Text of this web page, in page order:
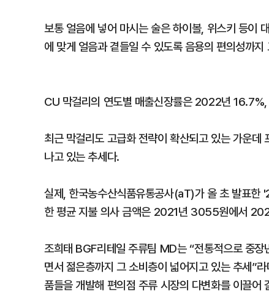
보통 얼음에 넣어 마시는 술은 하이볼, 위스키 등이
에 맞게 얼음과 곁들일 수 있도록 음용의 편의성까지
CU 막걸리의 연도별 매출신장률은 2022년
최근 막걸리도 고급화 전략이 확산되고 있는 가운
나고 있는 추세다.
실제, 한국농수산식품유통공사(aT)가 올 초 발표
한 평균 지불 의사 금액은 2021년 3055원에서
조희태 BGF리테일 주류팀 MD는 “전통적으로 중
면서 젊은층까지 그 소비층이 넓어지고 있는 추세”
품들을 개발해 편의점 주류 시장의 다변화를 이끌어